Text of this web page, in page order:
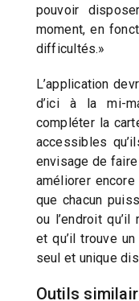
pouvoir
moment, en
difficultés.»
L’application
d’ici à la mi-
compléter la
accessibles
envisage de
améliorer
que chacun
ou l’endroit
et qu’il trouve
seul et unique
Outils